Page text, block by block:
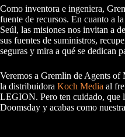
Como inventora e ingeniera,
fuente de recursos. En cuanto a
Seúl, las misiones nos invitan a
sus fuentes de suministros,
seguras y mira a qué se dedican
Veremos a Gremlin de Agents of
la distribuidora Koch Media al
LEGION. Pero ten cuidado, que
Doomsday y acabas como